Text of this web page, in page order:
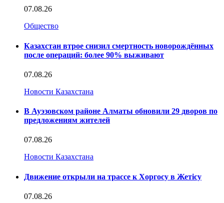
07.08.26
Общество
Казахстан втрое снизил смертность новорождённых
после операций: более 90% выживают
07.08.26
Новости Казахстана
В Ауэзовском районе Алматы обновили 29 дворов по
предложениям жителей
07.08.26
Новости Казахстана
Движение открыли на трассе к Хоргосу в Жетісу
07.08.26